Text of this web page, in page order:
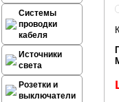
Системы
проводки
кабеля
Источники
света
Розетки и
выключатели